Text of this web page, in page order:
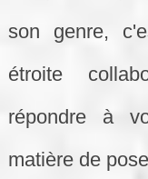
son genre,
étroite
répondre à
matière de